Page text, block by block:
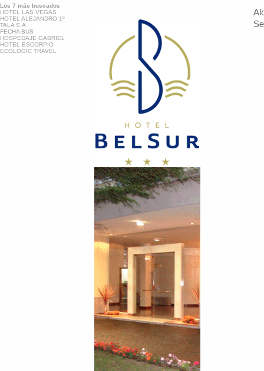
Los 7 más buscados
HOTEL LAS VEGAS
HOTEL ALEJANDRO 1º
TALA S.A.
FECHA BUS
HOSPEDAJE GABRIEL
HOTEL ESCORPIO
ECOLOGIC TRAVEL